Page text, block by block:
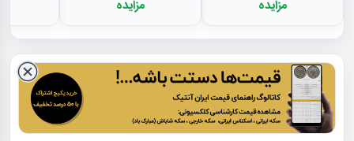
مزایده مزایده